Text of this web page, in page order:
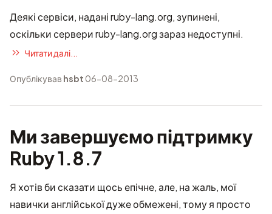
Деякі сервіси, надані ruby-lang.org, зупинені,
оскільки сервери ruby-lang.org зараз недоступні.
Читати далі...
Опублікував hsbt 06-08-2013
Ми завершуємо підтримку
Ruby 1.8.7
Я хотів би сказати щось епічне, але, на жаль, мої
навички англійської дуже обмежені, тому я просто